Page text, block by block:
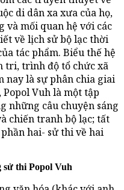
di dân xa xưa của họ,
và mối quan hệ với các
về lịch sử bộ lạc thời
tác phẩm. Biểu thế hệ
tri, trình độ tổ chức xã
nay là sự phân chia giai
Vuh là một tập
những câu chuyện sáng
chiến tranh bộ lạc; tất
hai- sử thi về hai
sử thi Popol Vuh